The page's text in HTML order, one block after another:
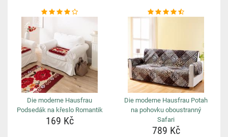
Die moderne Hausfrau
Podsedák na křeslo Romantik
169 Kč
Die moderne Hausfrau Potah
na pohovku oboustranný
Safari
789 Kč